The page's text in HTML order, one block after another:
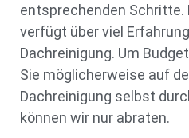
entsprechenden Schritte.
verfügt über viel
Dachreinigung. Um
Sie möglicherweise auf
Dachreinigung selbst
können wir nur abraten.